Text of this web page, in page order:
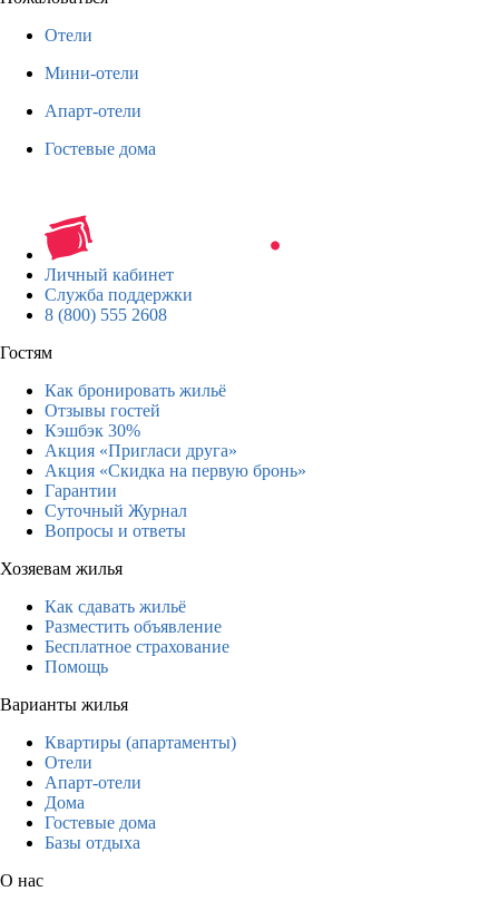
Отели
Мини-отели
Апарт-отели
Гостевые дома
Личный кабинет
Служба поддержки
8 (800) 555 2608
Гостям
Как бронировать жильё
Отзывы гостей
Кэшбэк 30%
Акция «Пригласи друга»
Акция «Скидка на первую бронь»
Гарантии
Суточный Журнал
Вопросы и ответы
Хозяевам жилья
Как сдавать жильё
Разместить объявление
Бесплатное страхование
Помощь
Варианты жилья
Квартиры (апартаменты)
Отели
Апарт-отели
Дома
Гостевые дома
Базы отдыха
О нас